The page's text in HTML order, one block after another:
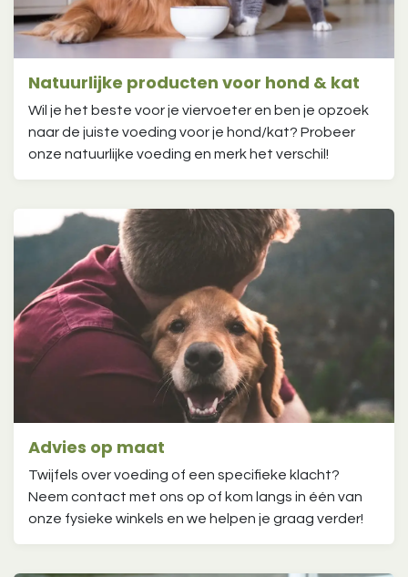
Natuurlijke producten voor hond & kat
Wil je het beste voor je viervoeter en ben je opzoek
naar de juiste voeding voor je hond/kat? Probeer
onze natuurlijke voeding en merk het verschil!
Advies op maat
Twijfels over voeding of een specifieke klacht?
Neem contact met ons op of kom langs in één van
onze fysieke winkels en we helpen je graag verder!